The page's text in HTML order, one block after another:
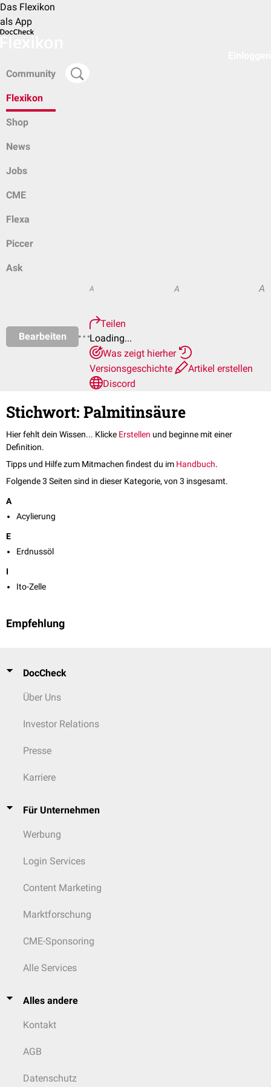
Das Flexikon
als App
Community
Flexikon
Shop
News
Jobs
CME
Flexa
Piccer
Ask
Bearbeiten
A A A
Teilen
Loading...
Was zeigt hierher
Versionsgeschichte
Artikel erstellen
Discord
Stichwort: Palmitinsäure
Hier fehlt dein Wissen... Klicke Erstellen und beginne mit einer
Definition.
Tipps und Hilfe zum Mitmachen findest du im Handbuch.
Folgende 3 Seiten sind in dieser Kategorie, von 3 insgesamt.
A
Acylierung
E
Erdnussöl
I
Ito-Zelle
Empfehlung
DocCheck
Über Uns
Investor Relations
Presse
Karriere
Für Unternehmen
Werbung
Login Services
Content Marketing
Marktforschung
CME-Sponsoring
Alle Services
Alles andere
Kontakt
AGB
Datenschutz